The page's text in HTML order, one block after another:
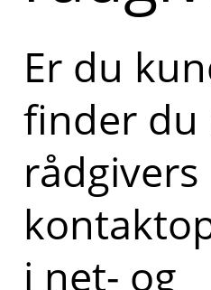
Er du
finder du
rådgivers
i net- og